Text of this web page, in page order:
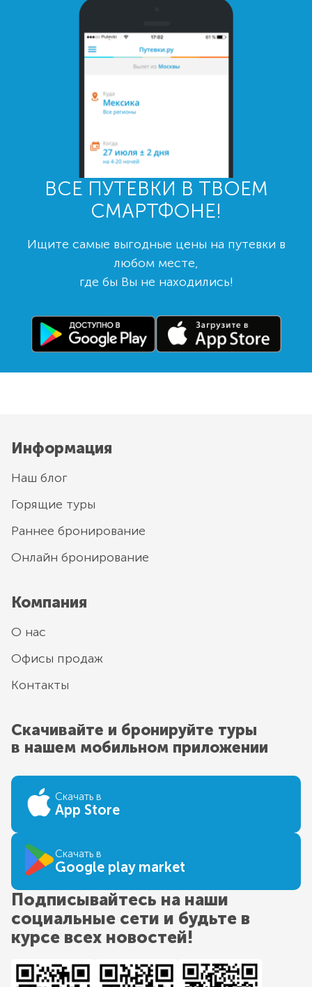
ВСЕ ПУТЕВКИ В ТВОЕМ
СМАРТФОНЕ!
Ищите самые выгодные цены на путевки в
любом месте,
где бы Вы не находились!
Информация
Наш блог
Горящие туры
Раннее бронирование
Онлайн бронирование
Компания
О нас
Офисы продаж
Контакты
Скачивайте и бронируйте туры
в нашем мобильном приложении
Скачать в
App Store
Скачать в
Google play market
Подписывайтесь на наши
социальные сети и будьте в
курсе всех новостей!